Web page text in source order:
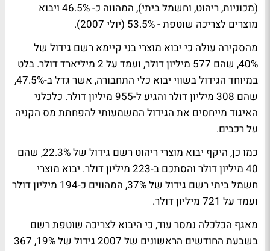
(מכוניות, ריהוט, וחשמל ביתי), המהווה כ- 46.5% ויבוא
מוצרים לצריכה שוטפת - 53.5% (יולי 2007).
מהסקירה עולה כי יבוא מוצרי בני קיימא רשם גידול של
40%, שהם 577 מיליון דולר, ועמד על 2 מיליארד דולר. בלט
במיוחד הגידול בשווי יבוא כלי התחבורה, אשר גדל ב-47.5%,
שהם 308 מיליון דולר והגיע ל-955 מיליון דולר. כלכלני
האיגוד מייחסים את הגידול המשמעותי להפחתת מס הקניה
על רכבים.
כמו כן, היקף יבוא מוצרי ריהוט רשם גידול של 22.3%, שהם
40 מיליון דולר והסתכם ב-223 מיליון דולר. יבוא מוצרי
חשמל ביתי רשם גידול של 37%, המהווים כ-194 מיליון דולר
ועמד על 721 מיליון דולר.
מאגף הכלכלה נמסר עוד, כי היבוא לצריכה שוטפת רשם
בשבעת החודשים הראשונים של 2007 גידול של 19%, 367